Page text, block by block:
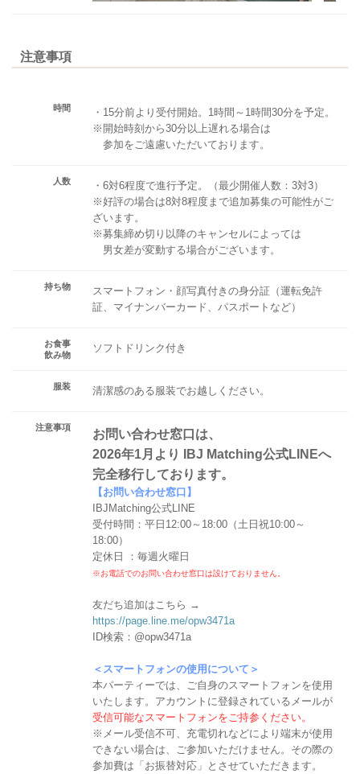
注意事項
時間
・15分前より受付開始。1時間～1時間30分を予定。
※開始時刻から30分以上遅れる場合は
参加をご遠慮いただいております。
人数
・6対6程度で進行予定。（最少開催人数：3対3）
※好評の場合は8対8程度まで追加募集の可能性がご
ざいます。
※募集締め切り以降のキャンセルによっては
男女差が変動する場合がございます。
持ち物
スマートフォン・顔写真付きの身分証（運転免許
証、マイナンバーカード、パスポートなど）
お食事
飲み物
ソフトドリンク付き
服装 清潔感のある服装でお越しください。
注意事項
お問い合わせ窓口は、
2026年1月より IBJ Matching公式LINEへ
完全移行しております。
【お問い合わせ窓口】
IBJMatching公式LINE
受付時間：平日12:00～18:00（土日祝10:00～
18:00）
定休日 ：毎週火曜日
※お電話でのお問い合わせ窓口は設けておりません。
友だち追加はこちら →
https://page.line.me/opw3471a
ID検索：@opw3471a
＜スマートフォンの使用について＞
本パーティーでは、ご自身のスマートフォンを使用
いたします。アカウントに登録されているメールが
受信可能なスマートフォンをご持参ください。
※メール受信不可、充電切れなどにより端末が使用
できない場合は、ご参加いただけません。その際の
参加費は「お振替対応」とさせていただきます。